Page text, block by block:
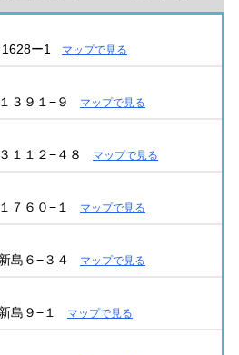
ー1 マップで見る
３９１−９ マップで見る
１１２−４８ マップで見る
７６０−１ マップで見る
島６−３４ マップで見る
島９−１ マップで見る